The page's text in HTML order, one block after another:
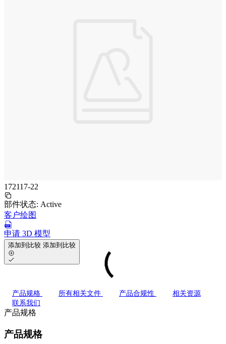
172117-22
部件状态: Active
客户绘图
申请 3D 模型
添加到比较 添加到比较
产品规格 所有相关文件 产品合规性
相关资源
联系我们
产品规格
产品规格